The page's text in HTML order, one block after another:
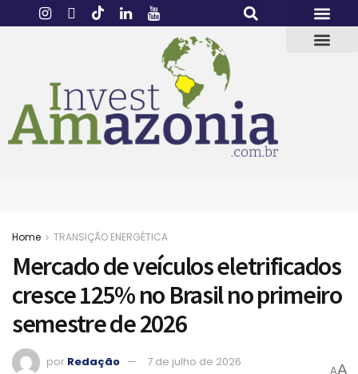
Home TRANSIÇÃO ENERGÉTICA
Mercado de veículos eletrificados
cresce 125% no Brasil no primeiro
semestre de 2026
por Redação
7 de julho de 2026
AA